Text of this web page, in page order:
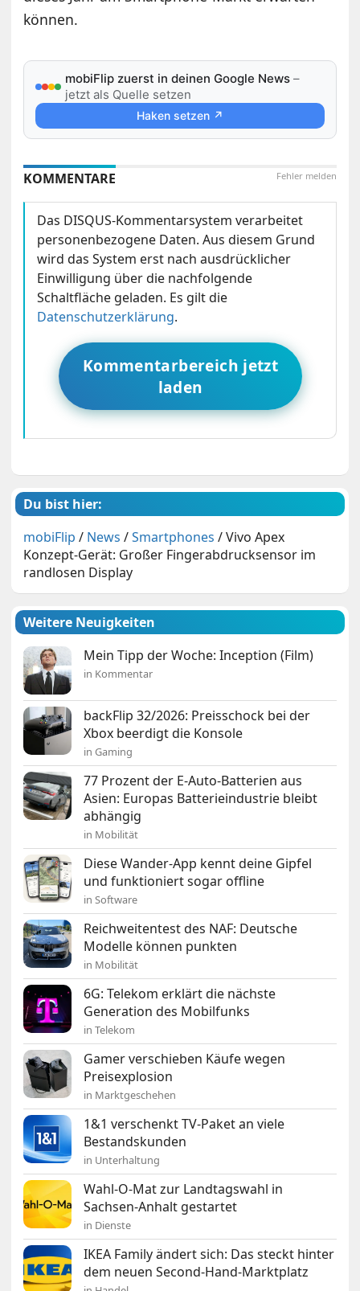
können.
mobiFlip zuerst in deinen Google News –
jetzt als Quelle setzen
Haken setzen ↗
Fehler melden
KOMMENTARE
Das DISQUS-Kommentarsystem verarbeitet
personenbezogene Daten. Aus diesem Grund
wird das System erst nach ausdrücklicher
Einwilligung über die nachfolgende
Schaltfläche geladen. Es gilt die
Datenschutzerklärung.
Kommentarbereich jetzt
laden
Du bist hier:
mobiFlip / News /Smartphones /Vivo Apex
Konzept-Gerät: Großer Fingerabdrucksensor im
randlosen Display
Weitere Neuigkeiten
Mein Tipp der Woche: Inception (Film)
in Kommentar
backFlip 32/2026: Preisschock bei der
Xbox beerdigt die Konsole
in Gaming
77 Prozent der E-Auto-Batterien aus
Asien: Europas Batterieindustrie bleibt
abhängig
in Mobilität
Diese Wander-App kennt deine Gipfel
und funktioniert sogar offline
in Software
Reichweitentest des NAF: Deutsche
Modelle können punkten
in Mobilität
6G: Telekom erklärt die nächste
Generation des Mobilfunks
in Telekom
Gamer verschieben Käufe wegen
Preisexplosion
in Marktgeschehen
1&1 verschenkt TV-Paket an viele
Bestandskunden
in Unterhaltung
Wahl-O-Mat zur Landtagswahl in
Sachsen-Anhalt gestartet
in Dienste
IKEA Family ändert sich: Das steckt hinter
dem neuen Second-Hand-Marktplatz